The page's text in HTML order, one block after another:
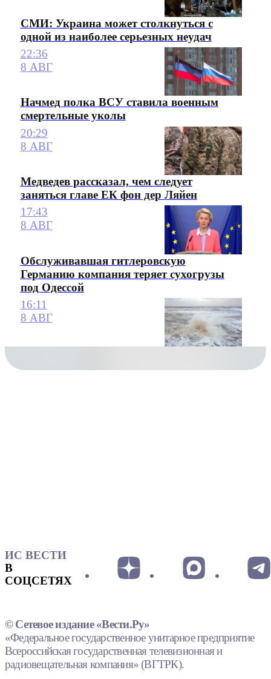
СМИ: Украина может столкнуться с
одной из наиболее серьезных неудач
22:36
8 АВГ
Начмед полка ВСУ ставила военным
смертельные уколы
20:29
8 АВГ
Медведев рассказал, чем следует
заняться главе ЕК фон дер Ляйен
17:43
8 АВГ
Обслуживавшая гитлеровскую
Германию компания теряет сухогрузы
под Одессой
16:11
8 АВГ
ИС ВЕСТИ
В
СОЦСЕТЯХ
© Сетевое издание «Вести.Ру»
«Федеральное государственное унитарное предприятие
Всероссийская государственная телевизионная и
радиовещательная компания» (ВГТРК).